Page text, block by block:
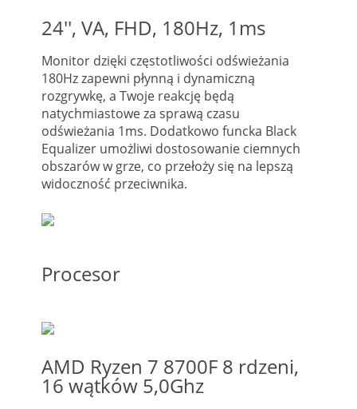
24'', VA, FHD, 180Hz, 1ms
Monitor dzięki częstotliwości odświeżania
180Hz zapewni płynną i dynamiczną
rozgrywkę, a Twoje reakcję będą
natychmiastowe za sprawą czasu
odświeżania 1ms. Dodatkowo funcka Black
Equalizer umożliwi dostosowanie ciemnych
obszarów w grze, co przełoży się na lepszą
widoczność przeciwnika.
Procesor
AMD Ryzen 7 8700F 8 rdzeni,
16 wątków 5,0Ghz